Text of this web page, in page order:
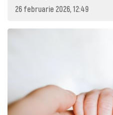
26 februarie 2026, 12:49